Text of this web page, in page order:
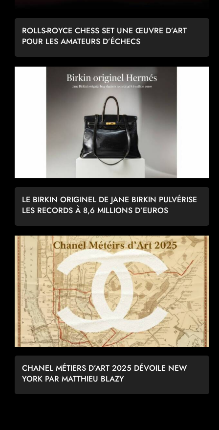
ROLLS-ROYCE CHESS SET UNE ŒUVRE D’ART
POUR LES AMATEURS D’ÉCHECS
LE BIRKIN ORIGINEL DE JANE BIRKIN PULVÉRISE
LES RECORDS À 8,6 MILLIONS D’EUROS
CHANEL MÉTIERS D’ART 2025 DÉVOILE NEW
YORK PAR MATTHIEU BLAZY